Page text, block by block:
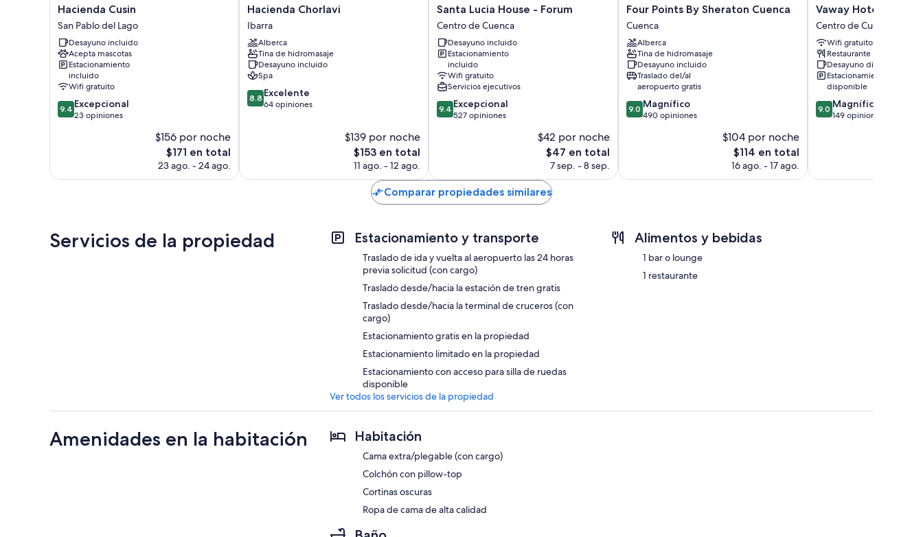
Hacienda
Cusin
San
Pablo
del
Lago
Hacienda Cusin
San Pablo del Lago
Desayuno incluido
Acepta mascotas
Estacionamiento
incluido
Wifi gratuito
9.4
de
9.4 Excepcional
23 opiniones
$156 por noche
El
precio
$171 en total
23 ago. - 24 ago.
Hacienda
Chorlavi
Ibarra
Hacienda Chorlavi
Ibarra
Alberca
Tina de hidromasaje
Desayuno incluido
Spa
8.8
de
8.8 Excelente
64 opiniones
$139 por noche
El
precio
$153 en total
11 ago. - 12 ago.
Santa
Lucia
House
-
Forum
Centro
de
Cuenca
Santa Lucia House - Forum
Centro de Cuenca
Desayuno incluido
Estacionamiento
incluido
Wifi gratuito
Servicios ejecutivos
9.4
de
9.4 Excepcional
527 opiniones
$42 por noche
El
precio
es
de
$47 en total
7 sep. - 8 sep.
Four
Points
By
Sheraton
Cuenca
Cuenca
Four Points By Sheraton Cuenca
Cuenca
Alberca
Tina de hidromasaje
Desayuno incluido
Traslado del/al
aeropuerto gratis
9.0
de
9.0 Magnífico
490 opiniones
$104 por noche
El
precio
$114 en total
16 ago. - 17 ago.
Vaway
Hotel
Centro
de
Cuenca
Vaway Hotel
Centro de Cuenca
Wifi gratuito
Restaurante
Desayuno disponible
Estacionamiento
disponible
9.0
de
9.0 Magnífico
149 opiniones
Comparar propiedades similares
Servicios de la propiedad Estacionamiento y transporte
Traslado de ida y vuelta al aeropuerto las 24 horas
previa solicitud (con cargo)
Traslado desde/hacia la estación de tren gratis
Traslado desde/hacia la terminal de cruceros (con
cargo)
Estacionamiento gratis en la propiedad
Estacionamiento limitado en la propiedad
Estacionamiento con acceso para silla de ruedas
disponible
Alimentos y bebidas
1 bar o lounge
1 restaurante
Ver todos los servicios de la propiedad
Amenidades en la habitación Habitación
Cama extra/plegable (con cargo)
Colchón con pillow-top
Cortinas oscuras
Ropa de cama de alta calidad